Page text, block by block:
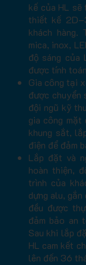
kế của HL
thiết kế
khách
mica, inox,
độ sáng của
được tính
Gia công tại
được chuyển
đội ngũ kỹ
gia công mặt
khung sắt,
điện để đảm
Lắp đặt và
hoàn thiện,
trình của
dựng alu,
đều được
đảm bảo an
Sau khi lắp
HL cam kết
lên đến 36